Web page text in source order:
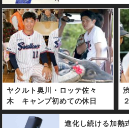
ヤクルト奥川・ロッテ佐々
木 キャンプ初めての休日
進化し続ける加熱